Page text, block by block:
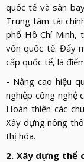
quốc tế và sân
Trung tâm tài
phố Hồ Chí Minh,
vốn quốc tế. Đẩy
cấp quốc tế, là
- Nâng cao hiệu
nghiệp công nghệ
Hoàn thiện các
Xây dựng nông
thị hóa.
2. Xây dựng thể